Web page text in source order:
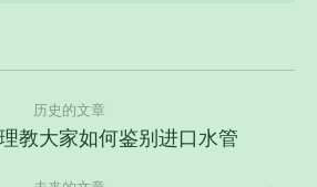
历史的文章
历
教大家如何鉴别进口水管